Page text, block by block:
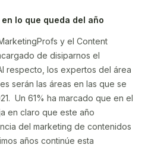
lo que queda del año
y el Content
de disiparnos el
respecto, los expertos del área
serán las áreas en las que se
Un 61% ha marcado que en el
en claro que este año
del marketing de contenidos
años continúe esta